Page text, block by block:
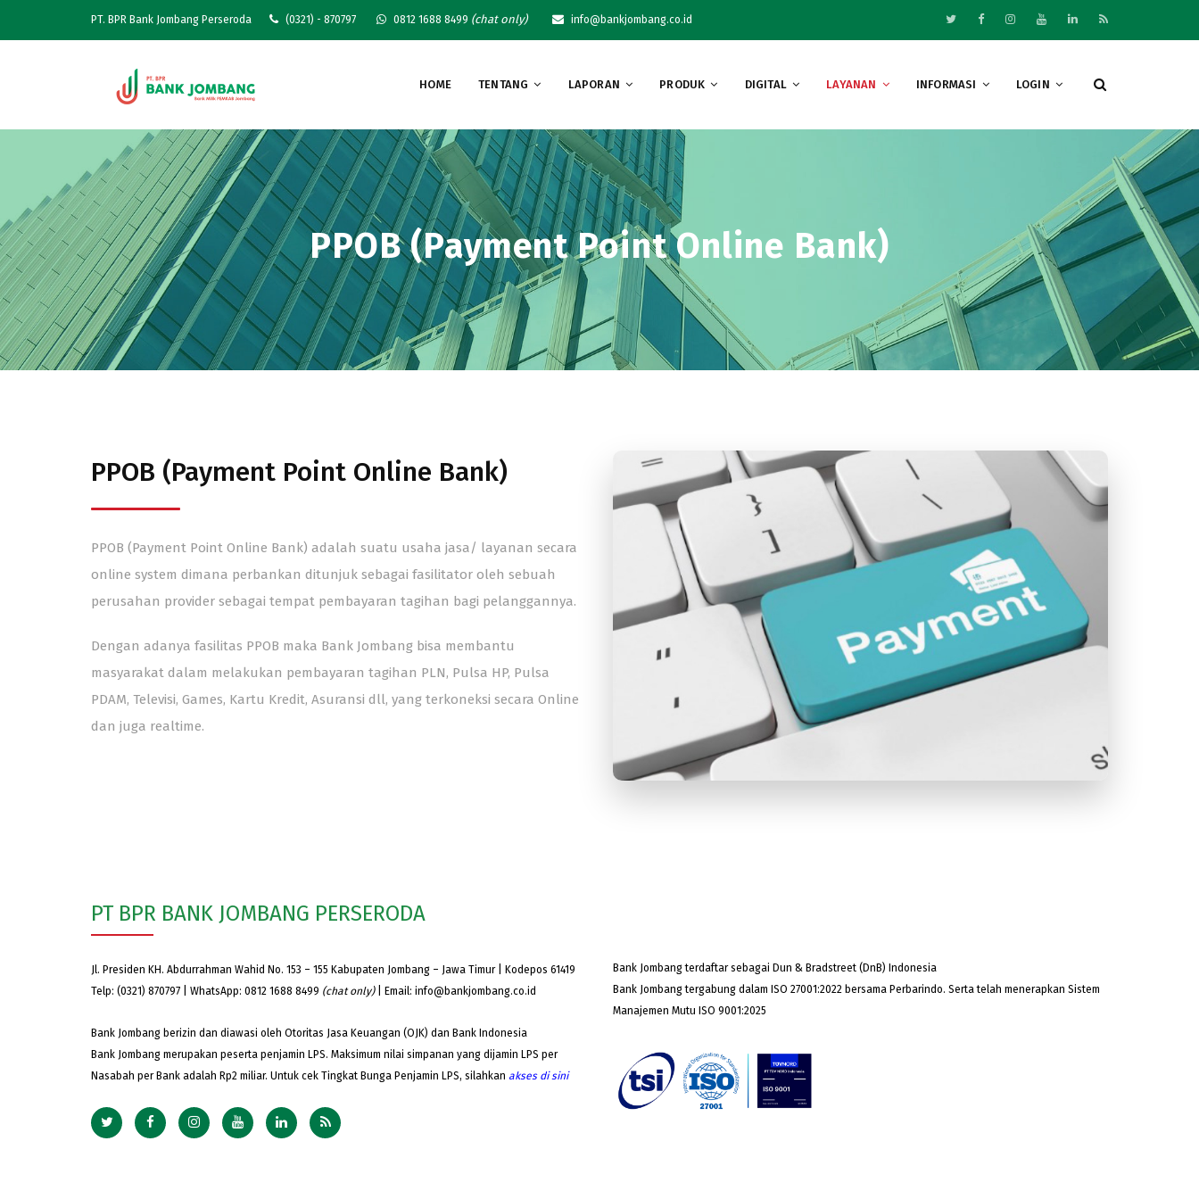
PT. BPR Bank Jombang Perseroda (0321) - 870797 0812 1688 8499 (chat only) info@bankjombang.co.id
HOME TENTANG LAPORAN PRODUK DIGITAL LAYANAN INFORMASI LOGIN
PPOB (Payment Point Online Bank)
PPOB (Payment Point Online Bank)
PPOB (Payment Point Online Bank) adalah suatu usaha jasa/ layanan secara
online system dimana perbankan ditunjuk sebagai fasilitator oleh sebuah
perusahan provider sebagai tempat pembayaran tagihan bagi pelanggannya.
Dengan adanya fasilitas PPOB maka Bank Jombang bisa membantu
masyarakat dalam melakukan pembayaran tagihan PLN, Pulsa HP, Pulsa
PDAM, Televisi, Games, Kartu Kredit, Asuransi dll, yang terkoneksi secara Online
dan juga realtime.
PT BPR BANK JOMBANG PERSERODA
Jl. Presiden KH. Abdurrahman Wahid No. 153 – 155 Kabupaten Jombang – Jawa Timur | Kodepos 61419
Telp: (0321) 870797 | WhatsApp: 0812 1688 8499 (chat only)| Email: info@bankjombang.co.id
Bank Jombang berizin dan diawasi oleh Otoritas Jasa Keuangan (OJK) dan Bank Indonesia
Bank Jombang merupakan peserta penjamin LPS. Maksimum nilai simpanan yang dijamin LPS per
Nasabah per Bank adalah Rp2 miliar. Untuk cek Tingkat Bunga Penjamin LPS, silahkan akses di sini
Bank Jombang terdaftar sebagai Dun & Bradstreet (DnB) Indonesia
Bank Jombang tergabung dalam ISO 27001:2022 bersama Perbarindo. Serta telah menerapkan Sistem
Manajemen Mutu ISO 9001:2025